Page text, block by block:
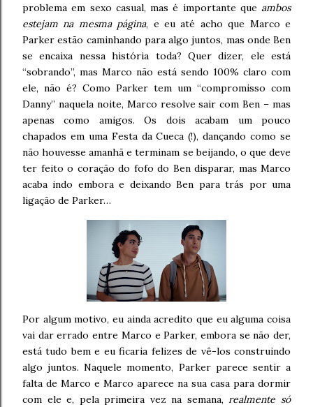
problema em sexo casual, mas é importante que ambos
estejam na mesma página, e eu até acho que Marco e
Parker estão caminhando para algo juntos, mas onde Ben
se encaixa nessa história toda? Quer dizer, ele está
“sobrando”, mas Marco não está sendo 100% claro com
ele, não é? Como Parker tem um “compromisso com
Danny” naquela noite, Marco resolve sair com Ben – mas
apenas como amigos. Os dois acabam um pouco
chapados em uma Festa da Cueca (!), dançando como se
não houvesse amanhã e terminam se beijando, o que deve
ter feito o coração do fofo do Ben disparar, mas Marco
acaba indo embora e deixando Ben para trás por uma
ligação de Parker…
Por algum motivo, eu ainda acredito que eu alguma coisa
vai dar errado entre Marco e Parker, embora se não der,
está tudo bem e eu ficaria felizes de vê-los construindo
algo juntos. Naquele momento, Parker parece sentir a
falta de Marco e Marco aparece na sua casa para dormir
com ele e, pela primeira vez na semana,realmente só